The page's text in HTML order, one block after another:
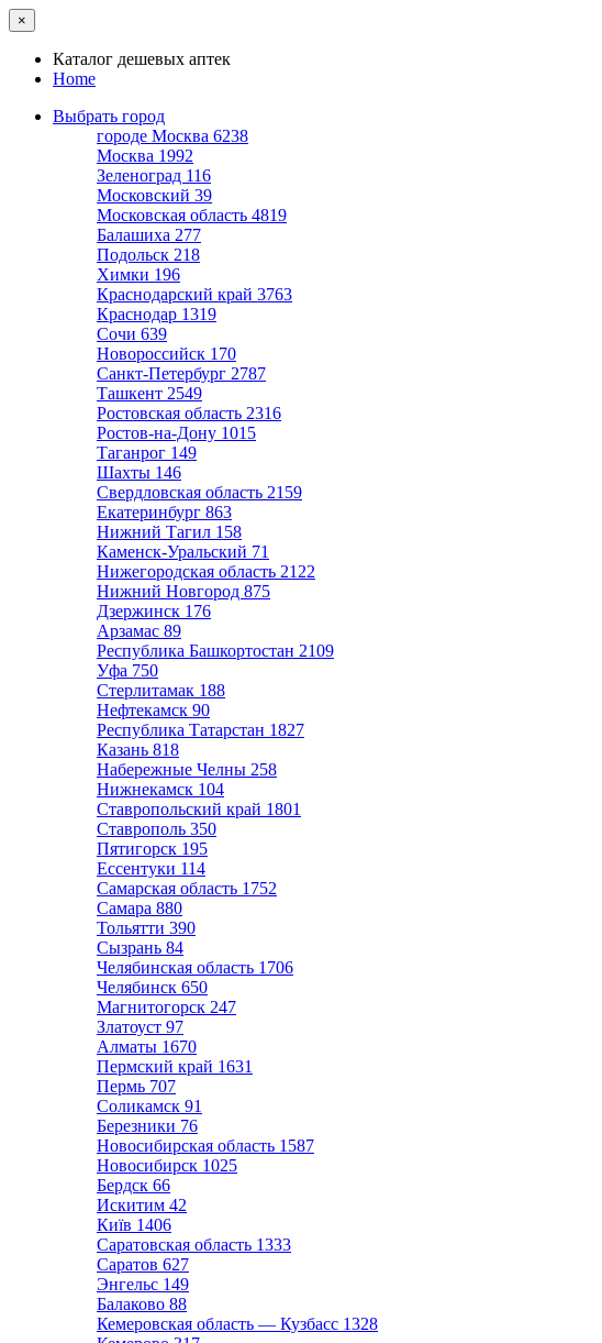
×
Каталог дешевых аптек
Home
Выбрать город
городе Москва 6238
Москва 1992
Зеленоград 116
Московский 39
Московская область 4819
Балашиха 277
Подольск 218
Химки 196
Краснодарский край 3763
Краснодар 1319
Сочи 639
Новороссийск 170
Санкт-Петербург 2787
Ташкент 2549
Ростовская область 2316
Ростов-на-Дону 1015
Таганрог 149
Шахты 146
Свердловская область 2159
Екатеринбург 863
Нижний Тагил 158
Каменск-Уральский 71
Нижегородская область 2122
Нижний Новгород 875
Дзержинск 176
Арзамас 89
Республика Башкортостан 2109
Уфа 750
Стерлитамак 188
Нефтекамск 90
Республика Татарстан 1827
Казань 818
Набережные Челны 258
Нижнекамск 104
Ставропольский край 1801
Ставрополь 350
Пятигорск 195
Ессентуки 114
Самарская область 1752
Самара 880
Тольятти 390
Сызрань 84
Челябинская область 1706
Челябинск 650
Магнитогорск 247
Златоуст 97
Алматы 1670
Пермский край 1631
Пермь 707
Соликамск 91
Березники 76
Новосибирская область 1587
Новосибирск 1025
Бердск 66
Искитим 42
Київ 1406
Саратовская область 1333
Саратов 627
Энгельс 149
Балаково 88
Кемеровская область — Кузбасс 1328